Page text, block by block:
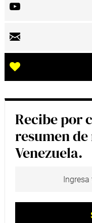
Recibe por
resumen
Venezuela.